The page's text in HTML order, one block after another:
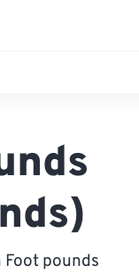
pounds